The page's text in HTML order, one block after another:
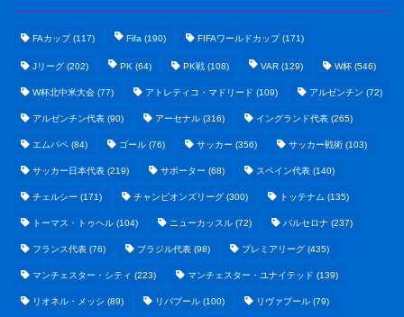
FAカップ(117) Fifa (190) FIFAワールドカップ(171)
Jリーグ (202) PK (64) PK戦 (108) VAR (129) W杯 (546)
W杯北中米大会 (77) アトレティコ・マドリード (109) アルゼンチン (72)
アルゼンチン代表 (90) アーセナル (316) イングランド代表 (265)
エムバペ (84) ゴール (76) サッカー (356) サッカー戦術 (103)
サッカー日本代表 (219) サポーター (68) スペイン代表 (140)
チェルシー (171) チャンピオンズリーグ (300) トッテナム (135)
トーマス・トゥヘル (104) ニューカッスル (72) バルセロナ (237)
フランス代表 (76) ブラジル代表 (98) プレミアリーグ (435)
マンチェスター・シティ (223) マンチェスター・ユナイテッド (139)
リオネル・メッシ (89) リバプール (100) リヴァプール (79)
テクノロジーまとめ